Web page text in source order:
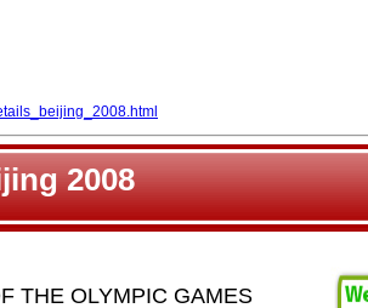
2008
THE OLYMPIC GAMES